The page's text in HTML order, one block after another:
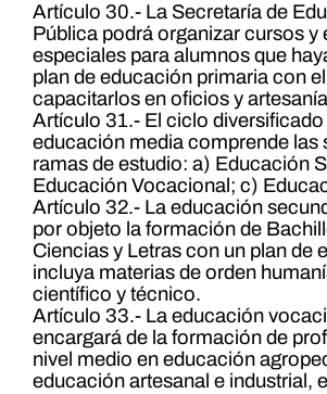
Artículo 30.- La Secretaría de
Pública podrá organizar cursos y
especiales para alumnos que
plan de educación primaria con
capacitarlos en oficios y
Artículo 31.- El ciclo diversificado
educación media comprende las
ramas de estudio: a) Educación
Educación Vocacional; c)
Artículo 32.- La educación
por objeto la formación de
Ciencias y Letras con un plan de
incluya materias de orden
científico y técnico.
Artículo 33.- La educación
encargará de la formación de
nivel medio en educación
educación artesanal e industrial,